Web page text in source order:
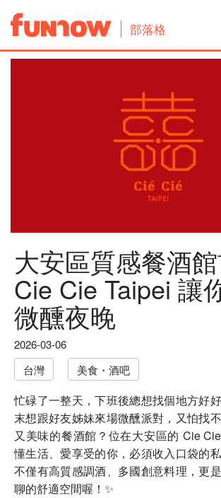
部落格
大安區質感餐酒館
Cie Cie Taipei 讓
微醺夜晚
2026-03-06
台灣
美食・酒吧
忙碌了一整天，下班後總想找個地方好
末想跟好友姊妹來場微醺派對，又怕找
又美味的餐酒館？位在大安區的 Cie
懂生活、愛享受的你，必須收入口袋的
不僅有高質感調酒、多國創意料理，更
聊的舒適空間喔！✨